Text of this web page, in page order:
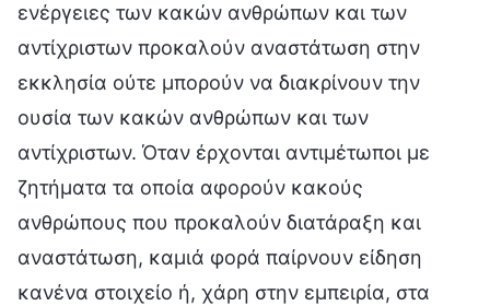
ενέργειες των κακών ανθρώπων και των
αντίχριστων προκαλούν αναστάτωση στην
εκκλησία ούτε μπορούν να διακρίνουν την
ουσία των κακών ανθρώπων και των
αντίχριστων. Όταν έρχονται αντιμέτωποι με
ζητήματα τα οποία αφορούν κακούς
ανθρώπους που προκαλούν διατάραξη και
αναστάτωση, καμιά φορά παίρνουν είδηση
κανένα στοιχείο ή, χάρη στην εμπειρία, στα